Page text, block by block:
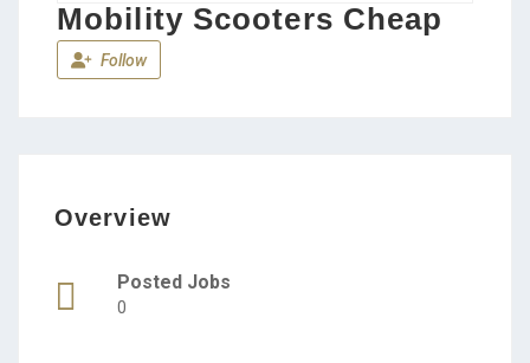
Mobility Scooters Cheap
Follow
Overview
Posted Jobs
0